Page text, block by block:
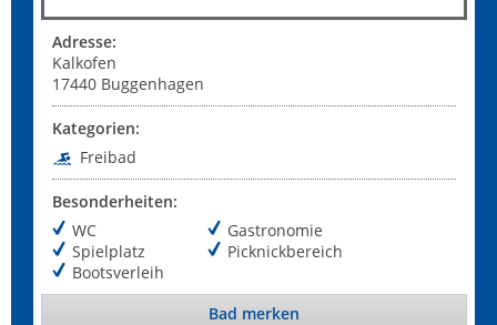
Adresse:
Kalkofen
17440 Buggenhagen
Kategorien:
Freibad
Besonderheiten:
WC
Spielplatz
Bootsverleih
Gastronomie
Picknickbereich
Bad merken